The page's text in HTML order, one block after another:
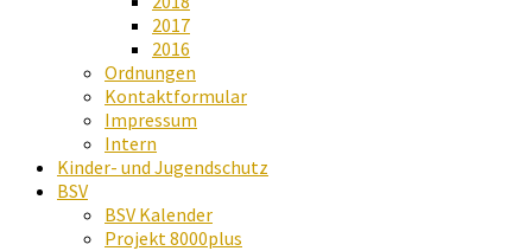
2017
2016
Ordnungen
Kontaktformular
Impressum
Intern
Kinder- und Jugendschutz
BSV
BSV Kalender
Projekt 8000plus